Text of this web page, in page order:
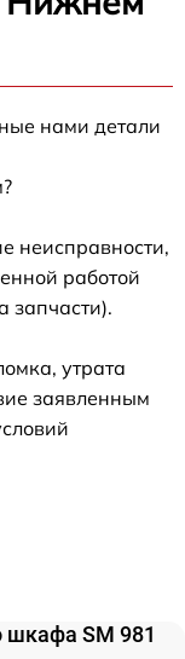
нами детали
неисправности,
работой
запчасти).
утрата
заявленным
шкафа SM 981